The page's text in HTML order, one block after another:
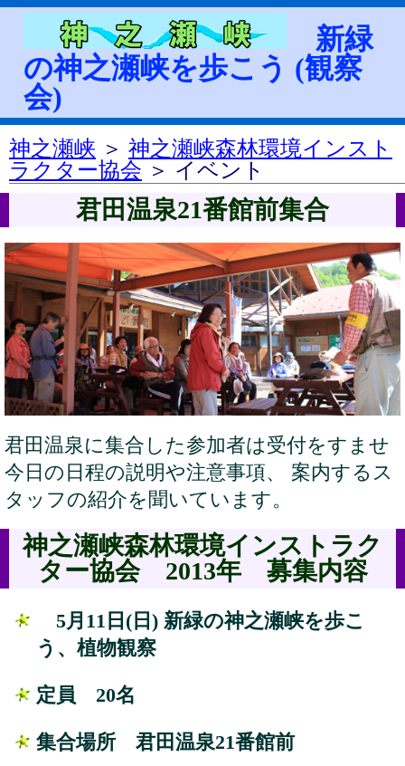
新緑
の神之瀬峡を歩こう (観察
会)
神之瀬峡 ＞ 神之瀬峡森林環境インスト
ラクター協会 ＞ イベント
君田温泉21番館前集合
君田温泉に集合した参加者は受付をすませ
今日の日程の説明や注意事項、 案内するス
タッフの紹介を聞いています。
神之瀬峡森林環境インストラク
ター協会 2013年 募集内容
5月11日(日) 新緑の神之瀬峡を歩こ
う、植物観察
定員 20名
集合場所 君田温泉21番館前